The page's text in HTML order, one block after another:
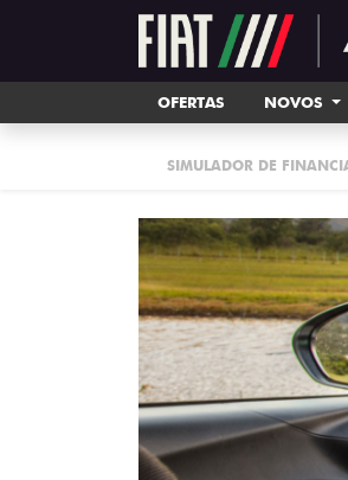
OFERTAS NOVOS
SIMULADOR DE